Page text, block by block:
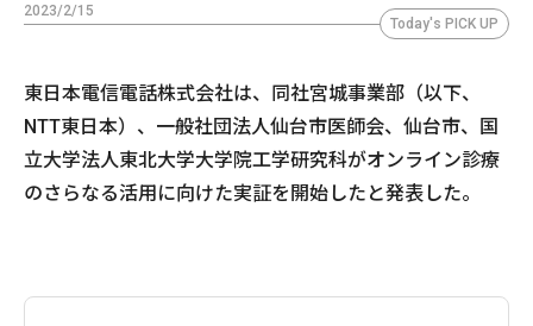
2023/2/15
Today's PICK UP
東日本電信電話株式会社は、同社宮城事業部（以下、
NTT東日本）、一般社団法人仙台市医師会、仙台市、国
立大学法人東北大学大学院工学研究科がオンライン診療
のさらなる活用に向けた実証を開始したと発表した。